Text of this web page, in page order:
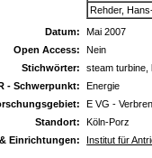
Rehder,
Datum:
Mai 2007
Open Access:
Nein
Stichwörter:
steam turbine,
- Schwerpunkt:
Energie
E VG -
Standort:
Köln-Porz
Einrichtungen:
Institut für